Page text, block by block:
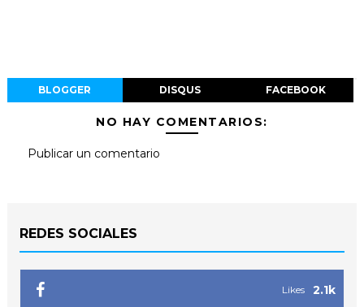
BLOGGER DISQUS FACEBOOK
NO HAY COMENTARIOS:
Publicar un comentario
REDES SOCIALES
2.1k
Likes